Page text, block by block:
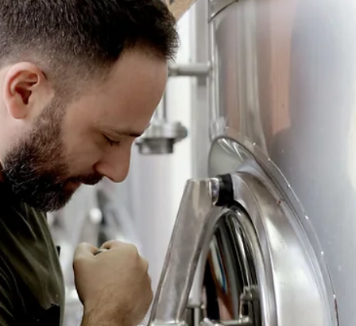
מלגזן/ית באור עקיבא!
דרוש/ה מלגזן/ית לחברה יצרנית באור עקיבא במסגרת התפקיד: סידור
שינוע, סידור במחסן ועוד. היקף המשרה: ימים א'-ה' 7:00-16:35 41 ש"ח שכר...